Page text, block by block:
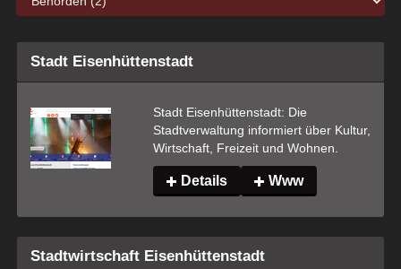
Stadt Eisenhüttenstadt
Stadt Eisenhüttenstadt: Die
Stadtverwaltung informiert über Kultur,
Wirtschaft, Freizeit und Wohnen.
Details Www
Stadtwirtschaft Eisenhüttenstadt